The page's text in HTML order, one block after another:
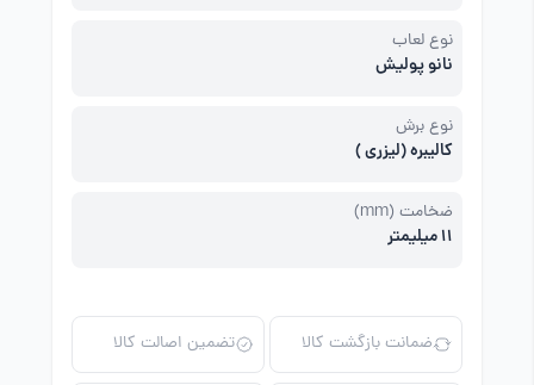
نوع لعاب
نانو پولیش
نوع برش
کالیبره (لیزری )
ضخامت (mm)
11 میلیمتر
ضمانت بازگشت کالا تضمین اصالت کالا